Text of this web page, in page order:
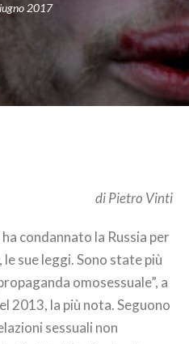
2017
di Pietro Vinti
condannato la Russia per
sue leggi. Sono state più
omosessuale”, a
2013, la più nota. Seguono
sessuali non